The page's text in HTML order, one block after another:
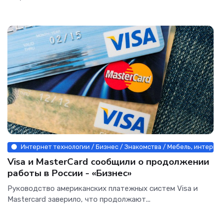
Интернет технологии / Бизнес / Знакомства / Мебель,
Visa и MasterCard сообщили о продолжении
работы в России - «Бизнес»
Руководство американских платежных систем Visa и
Mastercard заверило, что продолжают...